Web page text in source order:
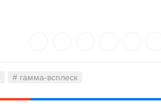
# гамма-всплеск